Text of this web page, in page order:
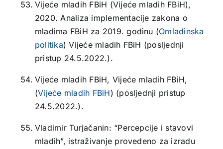
Vijeće mladih FBiH (Vijeće mladih FBiH),
2020. Analiza implementacije zakona o
mladima FBiH za 2019. godinu (Omladinska
politika) Vijeće mladih FBiH (posljednji
pristup 24.5.2022.).
Vijeće mladih FBiH, Vijeće mladih FBiH,
(Vijeće mladih FBiH) (posljednji pristup
24.5.2022.).
Vladimir Turjačanin: “Percepcije i stavovi
mladih”, istraživanje provedeno za izradu